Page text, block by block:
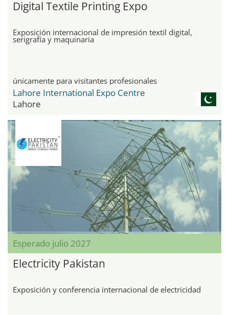
Digital Textile Printing Expo
Exposición internacional de impresión textil digital,
serigrafía y maquinaria
únicamente para visitantes profesionales
Lahore International Expo Centre
Lahore
Esperado julio 2027
Electricity Pakistan
Exposición y conferencia internacional de electricidad